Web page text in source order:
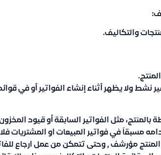
والتكاليف.
نشط ولا يظهر أثناء إنشاء الفواتير أو في
بالمنتج، مثل الفواتير السابقة أو قيود
مسبقاً في فواتير المبيعات او المشتريات
مؤرشف , وحتى تتمكن من عمل ارجاع